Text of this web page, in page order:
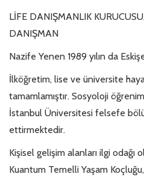
LİFE DANIŞMANLIK
DANIŞMAN
Nazife Yenen 1989 yılın da
İlköğretim, lise ve üniversite
tamamlamıştır. Sosyoloji
İstanbul Üniversitesi felsefe
ettirmektedir.
Kişisel gelişim alanları ilgi odağı
Kuantum Temelli Yaşam